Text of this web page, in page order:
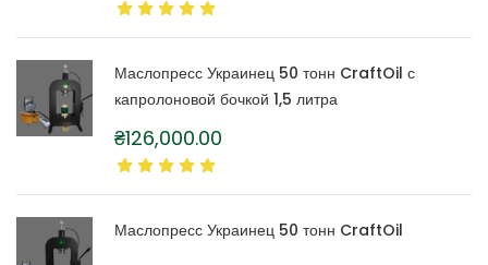
Маслопресс Украинец 50 тонн CraftOil с
капролоновой бочкой 1,5 литра
₴126,000.00
Маслопресс Украинец 50 тонн CraftOil